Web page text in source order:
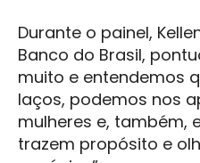
Durante o painel,
Banco do Brasil,
muito e entendemos
laços, podemos nos
mulheres e, também,
trazem propósito e